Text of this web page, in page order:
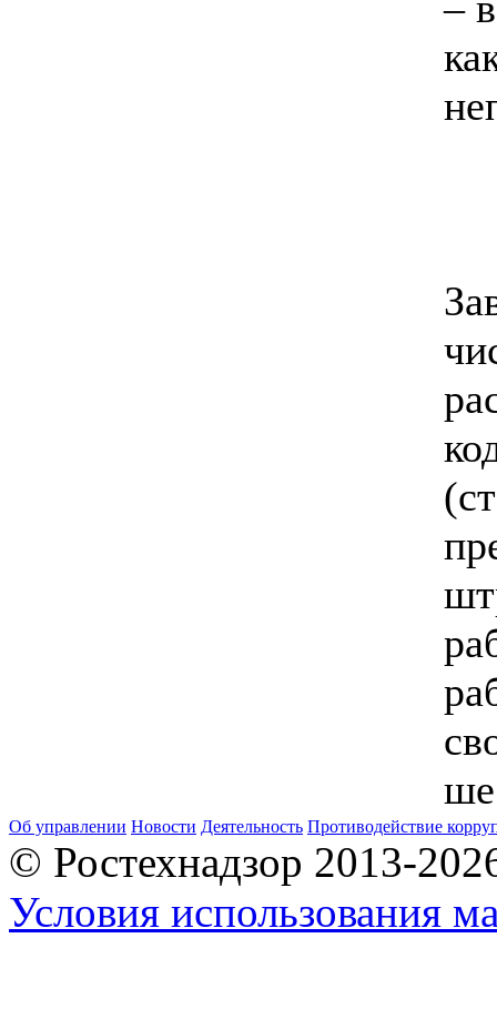
Об управлении Новости Деятельность Противодействие
© Ростехнадзор 2013-
Условия использования